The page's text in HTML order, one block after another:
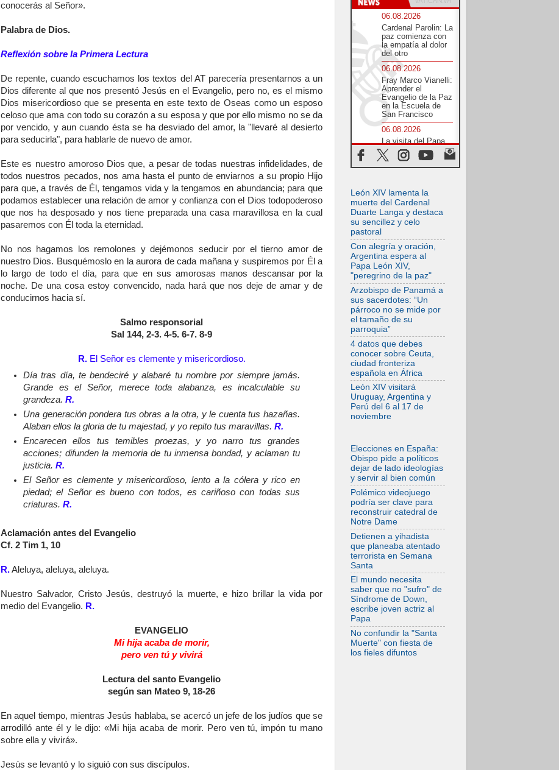
conocerás al Señor».
Palabra de Dios.
Reflexión sobre la Primera Lectura
De repente, cuando escuchamos los textos del AT parecería presentarnos a un
Dios diferente al que nos presentó Jesús en el Evangelio, pero no, es el mismo
Dios misericordioso que se presenta en este texto de Oseas como un esposo
celoso que ama con todo su corazón a su esposa y que por ello mismo no se da
por vencido, y aun cuando ésta se ha desviado del amor, la "llevaré al desierto
para seducirla", para hablarle de nuevo de amor.
Este es nuestro amoroso Dios que, a pesar de todas nuestras infidelidades, de
todos nuestros pecados, nos ama hasta el punto de enviarnos a su propio Hijo
para que, a través de Él, tengamos vida y la tengamos en abundancia; para que
podamos establecer una relación de amor y confianza con el Dios todopoderoso
que nos ha desposado y nos tiene preparada una casa maravillosa en la cual
pasaremos con Él toda la eternidad.
No nos hagamos los remolones y dejémonos seducir por el tierno amor de
nuestro Dios. Busquémoslo en la aurora de cada mañana y suspiremos por Él a
lo largo de todo el día, para que en sus amorosas manos descansar por la
noche. De una cosa estoy convencido, nada hará que nos deje de amar y de
conducirnos hacia sí.
Salmo responsorial
Sal 144, 2-3. 4-5. 6-7. 8-9
R.El Señor es clemente y misericordioso.
Día tras día, te bendeciré y alabaré tu nombre por siempre jamás.
Grande es el Señor, merece toda alabanza, es incalculable su
grandeza.R.
Una generación pondera tus obras a la otra, y le cuenta tus hazañas.
Alaban ellos la gloria de tu majestad, y yo repito tus maravillas.R.
Encarecen ellos tus temibles proezas, y yo narro tus grandes
acciones; difunden la memoria de tu inmensa bondad, y aclaman tu
justicia.R.
El Señor es clemente y misericordioso, lento a la cólera y rico en
piedad; el Señor es bueno con todos, es cariñoso con todas sus
criaturas.R.
Aclamación antes del Evangelio
Cf. 2 Tim 1, 10
R.Aleluya, aleluya, aleluya.
Nuestro Salvador, Cristo Jesús, destruyó la muerte, e hizo brillar la vida por
medio del Evangelio. R.
EVANGELIO
Mi hija acaba de morir,
pero ven tú y vivirá
Lectura del santo Evangelio
según san Mateo 9, 18-26
En aquel tiempo, mientras Jesús hablaba, se acercó un jefe de los judíos que se
arrodilló ante él y le dijo: «Mi hija acaba de morir. Pero ven tú, impón tu mano
sobre ella y vivirá».
Jesús se levantó y lo siguió con sus discípulos.
06.08.2026
Cardenal Parolin: La
paz comienza con
la empatía al dolor
del otro
06.08.2026
Fray Marco Vianelli:
Aprender el
Evangelio de la Paz
en la Escuela de
San Francisco
06.08.2026
La visita del Papa
León XIV a Asís en
un minuto
de los jóvenes al
Papa: «Hoy nos
sentimos Iglesia»
06.08.2026
Líbano: Reanudan
los coloquios en
Roma en medio de
tensiones y ataques
en el sur del país
06.08.2026
Hiroshima y
Nagasaki, 81 años
después.
Comienzan "Diez
Días Oración por la
Paz"
06.08.2026
Pizzaballa en Asís:
los cristianos
quieren paz
06.08.2026
Sturla: La visita de
León XIV será una
06.08.2026
León XIV: La
revolución del
Evangelio derriba
los muros que
separan
06.08.2026
La Iglesia en Ceuta:
caridad y esperanza
frente al drama
migratorio
León XIV lamenta la
muerte del Cardenal
Duarte Langa y destaca
su sencillez y celo
pastoral
Con alegría y oración,
Argentina espera al
Papa León XIV,
"peregrino de la paz"
Arzobispo de Panamá a
sus sacerdotes: “Un
párroco no se mide por
el tamaño de su
parroquia”
4 datos que debes
conocer sobre Ceuta,
ciudad fronteriza
española en África
León XIV visitará
Uruguay, Argentina y
Perú del 6 al 17 de
noviembre
Elecciones en España:
Obispo pide a políticos
dejar de lado ideologías
y servir al bien común
Polémico videojuego
podría ser clave para
reconstruir catedral de
Notre Dame
Detienen a yihadista
que planeaba atentado
terrorista en Semana
Santa
El mundo necesita
saber que no "sufro" de
Síndrome de Down,
escribe joven actriz al
Papa
No confundir la "Santa
Muerte" con fiesta de
los fieles difuntos